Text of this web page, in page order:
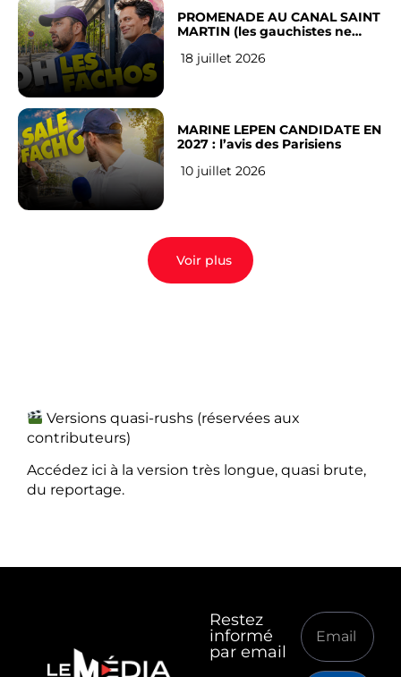
PROMENADE AU CANAL SAINT
MARTIN (les gauchistes ne
18 juillet 2026
MARINE LEPEN CANDIDATE EN
2027 : l’avis des Parisiens
10 juillet 2026
Voir plus
Versions quasi-rushs (réservées aux
contributeurs)
Accédez ici à la version très longue, quasi brute,
du reportage.
Restez
informé
par email